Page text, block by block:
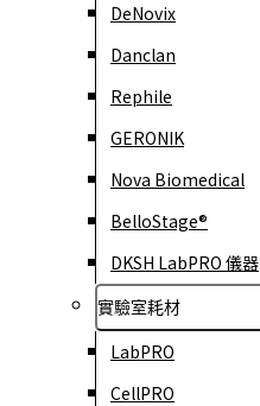
DeNovix
Danclan
Rephile
GERONIK
Nova Biomedical
BelloStage®
DKSH LabPRO 儀器
實驗室耗材
LabPRO
CellPRO